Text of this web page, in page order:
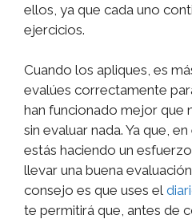
ellos, ya que cada uno
ejercicios.
Cuando los apliques, es
evalúes correctamente
han funcionado mejor que
sin evaluar nada. Ya que,
estás haciendo un
llevar una buena
consejo es que uses el
te permitirá que, antes de